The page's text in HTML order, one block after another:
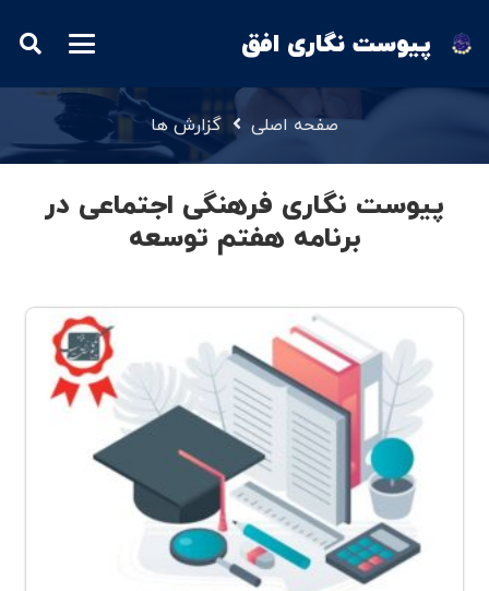
پیوست نگاری افق
صفحه اصلی گزارش ها
پیوست نگاری فرهنگی اجتماعی در
برنامه هفتم توسعه